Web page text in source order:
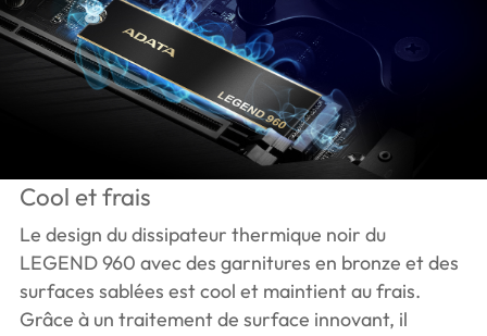
Cool et frais
Le design du dissipateur thermique noir du
LEGEND 960 avec des garnitures en bronze et des
surfaces sablées est cool et maintient au frais.
Grâce à un traitement de surface innovant, il